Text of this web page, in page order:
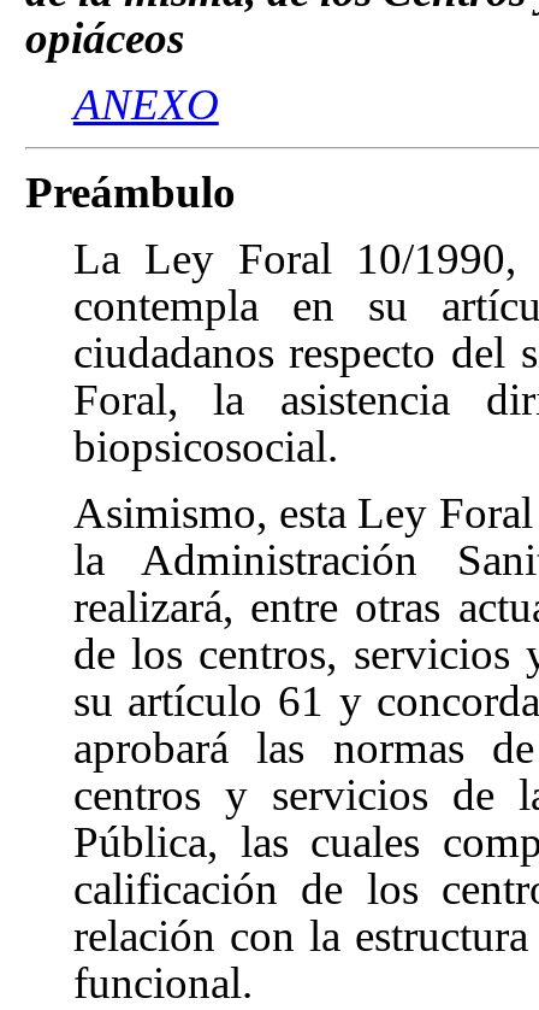
opiáceos
ANEXO
Preámbulo
La Ley Foral 10/1990,
contempla en su
ciudadanos respecto del
Foral, la asistencia
biopsicosocial.
Asimismo, esta Ley
la Administración
realizará, entre otras
de los centros, servicios
su artículo 61 y
aprobará las normas
centros y servicios de
Pública, las cuales
calificación de los
relación con la
funcional.